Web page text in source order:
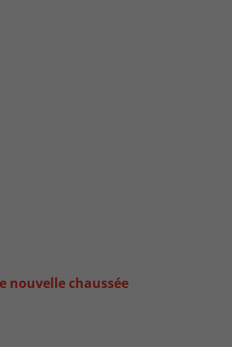
nouvelle chaussée